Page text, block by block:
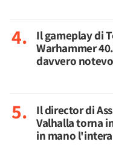
Il gameplay di
Warhammer
davvero
Il director di
Valhalla torna
in mano